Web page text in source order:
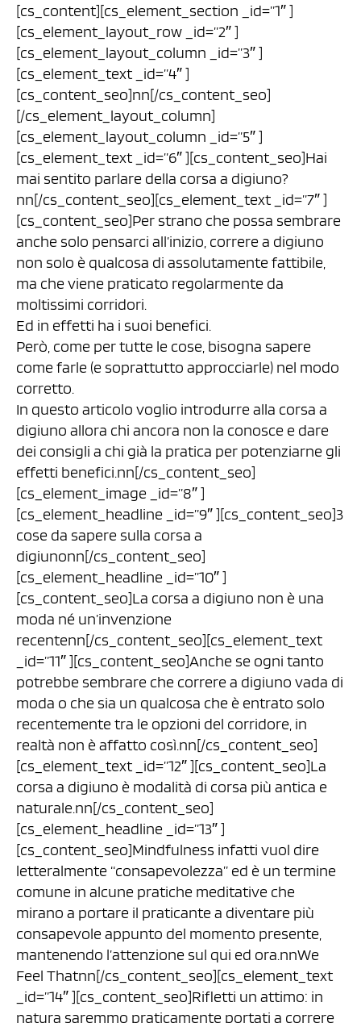
[cs_content][cs_element_section _id=”1″ ]
[cs_element_layout_row _id=”2″ ]
[cs_element_layout_column _id=”3″ ]
[cs_element_text _id=”4″ ]
[cs_content_seo]nn[/cs_content_seo]
[/cs_element_layout_column]
[cs_element_layout_column _id=”5″ ]
[cs_element_text _id=”6″ ][cs_content_seo]Hai
mai sentito parlare della corsa a digiuno?
nn[/cs_content_seo][cs_element_text _id=”7″ ]
[cs_content_seo]Per strano che possa sembrare
anche solo pensarci all’inizio, correre a digiuno
non solo è qualcosa di assolutamente fattibile,
ma che viene praticato regolarmente da
moltissimi corridori.
Ed in effetti ha i suoi benefici.
Però, come per tutte le cose, bisogna sapere
come farle (e soprattutto approcciarle) nel modo
corretto.
In questo articolo voglio introdurre alla corsa a
digiuno allora chi ancora non la conosce e dare
dei consigli a chi già la pratica per potenziarne gli
effetti benefici.nn[/cs_content_seo]
[cs_element_image _id=”8″ ]
[cs_element_headline _id=”9″ ][cs_content_seo]3
cose da sapere sulla corsa a
digiunonn[/cs_content_seo]
[cs_element_headline _id=”10″ ]
[cs_content_seo]La corsa a digiuno non è una
moda né un’invenzione
recentenn[/cs_content_seo][cs_element_text
_id=”11″ ][cs_content_seo]Anche se ogni tanto
potrebbe sembrare che correre a digiuno vada di
moda o che sia un qualcosa che è entrato solo
recentemente tra le opzioni del corridore, in
realtà non è affatto così.nn[/cs_content_seo]
[cs_element_text _id=”12″ ][cs_content_seo]La
corsa a digiuno è modalità di corsa più antica e
naturale.nn[/cs_content_seo]
[cs_element_headline _id=”13″ ]
[cs_content_seo]Mindfulness infatti vuol dire
letteralmente “consapevolezza” ed è un termine
comune in alcune pratiche meditative che
mirano a portare il praticante a diventare più
consapevole appunto del momento presente,
mantenendo l’attenzione sul qui ed ora.nnWe
Feel Thatnn[/cs_content_seo][cs_element_text
_id=”14″ ][cs_content_seo]Rifletti un attimo: in
natura saremmo praticamente portati a correre